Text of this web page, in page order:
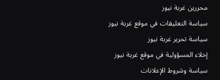
محررين غربة نيوز
سياسة التعليقات في موقع غربة نيوز
سياسة تحرير غربة نيوز
إخلاء المسؤولية في موقع غربة نيوز
سياسة وشروط الإعلانات